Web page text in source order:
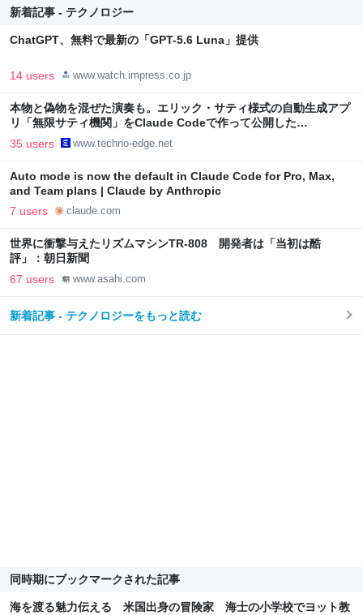
新着記事 - テクノロジー
ChatGPT、無料で最新の「GPT-5.6 Luna」提供
14 users www.watch.impress.co.jp
本物と偽物を混ぜた演奏も。エリック・サティ様式の自動生成アプ
リ「無限サティ機関」をClaude Codeで作って公開した
（CloseBox） | テクノエッジ TechnoEdge
35 users www.techno-edge.net
Auto mode is now the default in Claude Code for Pro, Max,
and Team plans | Claude by Anthropic
7 users claude.com
世界に衝撃与えたリズムマシンTR-808 開発者は「当初は酷
評」：朝日新聞
67 users www.asahi.com
新着記事 - テクノロジーをもっと読む
同時期にブックマークされた記事
海を渡る魅力伝える 米国出身の冒険家 海士の小学校でヨット教